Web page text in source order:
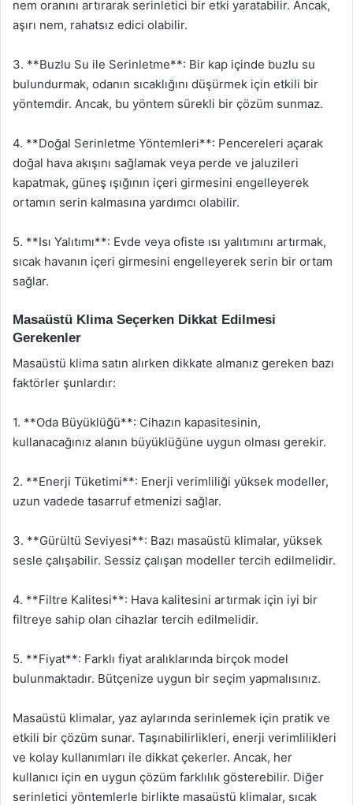
nem oranını artırarak serinletici bir etki yaratabilir. Ancak,
aşırı nem, rahatsız edici olabilir.
3. **Buzlu Su ile Serinletme**: Bir kap içinde buzlu su
bulundurmak, odanın sıcaklığını düşürmek için etkili bir
yöntemdir. Ancak, bu yöntem sürekli bir çözüm sunmaz.
4. **Doğal Serinletme Yöntemleri**: Pencereleri açarak
doğal hava akışını sağlamak veya perde ve jaluzileri
kapatmak, güneş ışığının içeri girmesini engelleyerek
ortamın serin kalmasına yardımcı olabilir.
5. **Isı Yalıtımı**: Evde veya ofiste ısı yalıtımını artırmak,
sıcak havanın içeri girmesini engelleyerek serin bir ortam
sağlar.
Masaüstü Klima Seçerken Dikkat Edilmesi
Gerekenler
Masaüstü klima satın alırken dikkate almanız gereken bazı
faktörler şunlardır:
1. **Oda Büyüklüğü**: Cihazın kapasitesinin,
kullanacağınız alanın büyüklüğüne uygun olması gerekir.
2. **Enerji Tüketimi**: Enerji verimliliği yüksek modeller,
uzun vadede tasarruf etmenizi sağlar.
3. **Gürültü Seviyesi**: Bazı masaüstü klimalar, yüksek
sesle çalışabilir. Sessiz çalışan modeller tercih edilmelidir.
4. **Filtre Kalitesi**: Hava kalitesini artırmak için iyi bir
filtreye sahip olan cihazlar tercih edilmelidir.
5. **Fiyat**: Farklı fiyat aralıklarında birçok model
bulunmaktadır. Bütçenize uygun bir seçim yapmalısınız.
Masaüstü klimalar, yaz aylarında serinlemek için pratik ve
etkili bir çözüm sunar. Taşınabilirlikleri, enerji verimlilikleri
ve kolay kullanımları ile dikkat çekerler. Ancak, her
kullanıcı için en uygun çözüm farklılık gösterebilir. Diğer
serinletici yöntemlerle birlikte masaüstü klimalar, sıcak